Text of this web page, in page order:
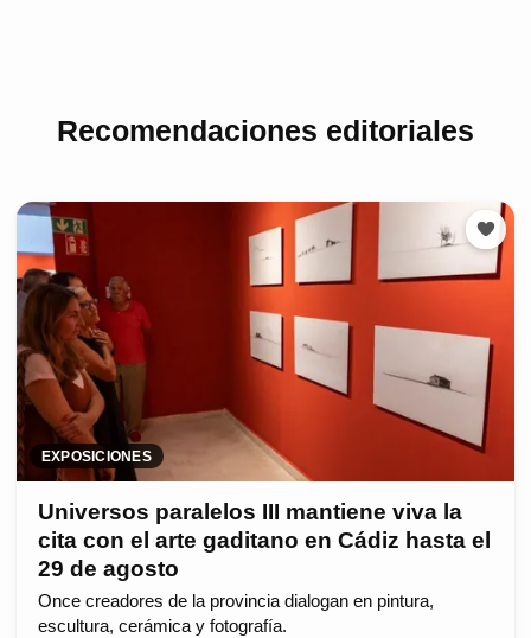
Recomendaciones editoriales
EXPOSICIONES
Universos paralelos III mantiene viva la
cita con el arte gaditano en Cádiz hasta el
29 de agosto
Once creadores de la provincia dialogan en pintura,
escultura, cerámica y fotografía.